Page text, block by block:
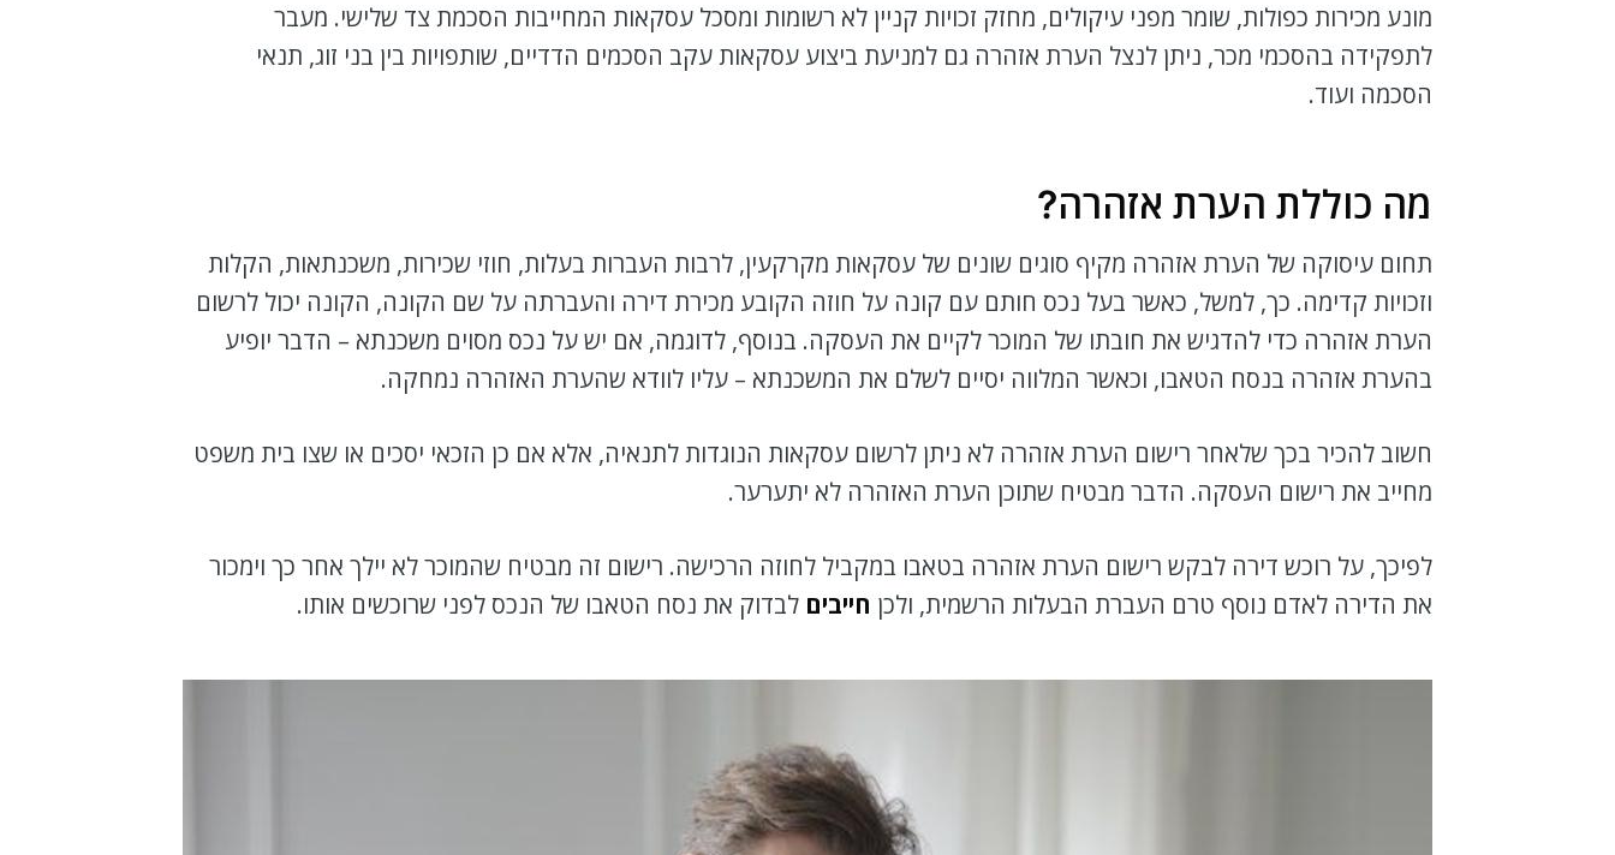
מונע מכירות כפולות, שומר מפני עיקולים, מחזק זכויות קניין לא רשומות ומסכל עסקאות המחייבות הסכמת צד שלישי. מעבר
לתפקידה בהסכמי מכר, ניתן לנצל הערת אזהרה גם למניעת ביצוע עסקאות עקב הסכמים הדדיים, שותפויות בין בני זוג, תנאי
הסכמה ועוד.
מה כוללת הערת אזהרה?
תחום עיסוקה של הערת אזהרה מקיף סוגים שונים של עסקאות מקרקעין, לרבות העברות בעלות, חוזי שכירות, משכנתאות, הקלות
וזכויות קדימה. כך, למשל, כאשר בעל נכס חותם עם קונה על חוזה הקובע מכירת דירה והעברתה על שם הקונה, הקונה יכול לרשום
הערת אזהרה כדי להדגיש את חובתו של המוכר לקיים את העסקה. בנוסף, לדוגמה, אם יש על נכס מסוים משכנתא – הדבר יופיע
בהערת אזהרה בנסח הטאבו, וכאשר המלווה יסיים לשלם את המשכנתא – עליו לוודא שהערת האזהרה נמחקה.
חשוב להכיר בכך שלאחר רישום הערת אזהרה לא ניתן לרשום עסקאות הנוגדות לתנאיה, אלא אם כן הזכאי יסכים או שצו בית משפט
מחייב את רישום העסקה. הדבר מבטיח שתוכן הערת האזהרה לא יתערער.
לפיכך, על רוכש דירה לבקש רישום הערת אזהרה בטאבו במקביל לחוזה הרכישה. רישום זה מבטיח שהמוכר לא יילך אחר כך וימכור
את הדירה לאדם נוסף טרם העברת הבעלות הרשמית, ולכן חייבים לבדוק את נסח הטאבו של הנכס לפני שרוכשים אותו.